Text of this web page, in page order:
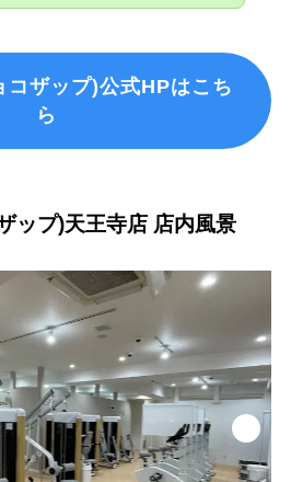
ザップ)公式HPはこち
ら
ップ)天王寺店 店内風景